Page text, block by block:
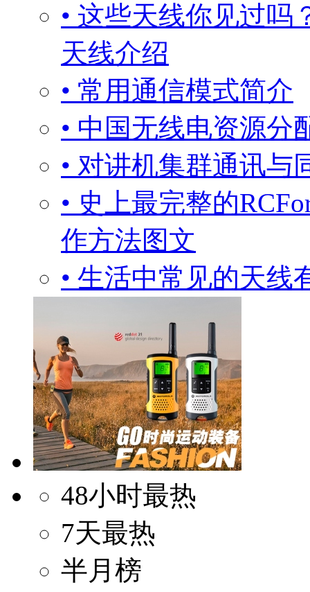
• 这些天线你见过
天线介绍
• 常用通信模式简介
• 中国无线电资源
• 对讲机集群通讯与
• 史上最完整的
作方法图文
• 生活中常见的天线
48小时最热
7天最热
半月榜